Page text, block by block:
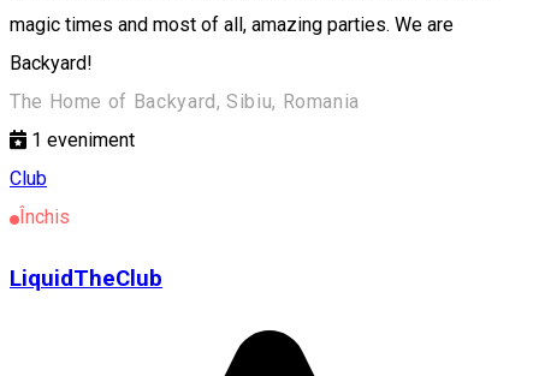
magic times and most of all, amazing parties. We are
Backyard!
The Home of Backyard, Sibiu, Romania
1 eveniment
Club
Închis
LiquidTheClub